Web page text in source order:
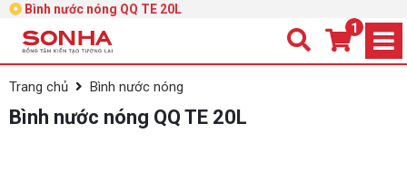
Bình nước nóng QQ TE 20L
1
Trang chủ Bình nước nóng
Bình nước nóng QQ TE 20L